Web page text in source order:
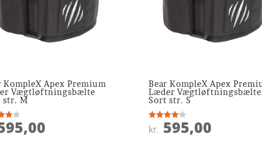
KompleX Apex Premium
Vægtløftningsbælte
str. M
Bear KompleX Apex
Læder Vægtløftningsbælte
Sort str. S
Vurderet
4.2
kr. 595,00